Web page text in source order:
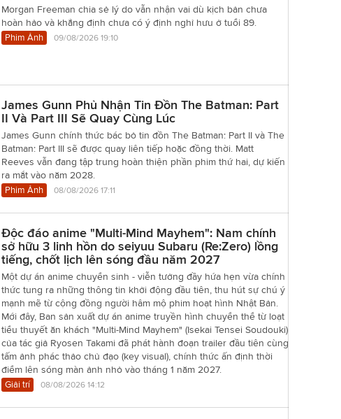
Morgan Freeman chia sẻ lý do vẫn nhận vai dù kịch bản chưa
hoàn hảo và khẳng định chưa có ý định nghỉ hưu ở tuổi 89.
Phim Ảnh
09/08/2026 19:10
James Gunn Phủ Nhận Tin Đồn The Batman: Part
II Và Part III Sẽ Quay Cùng Lúc
James Gunn chính thức bác bỏ tin đồn The Batman: Part II và The
Batman: Part III sẽ được quay liên tiếp hoặc đồng thời. Matt
Reeves vẫn đang tập trung hoàn thiện phần phim thứ hai, dự kiến
ra mắt vào năm 2028.
Phim Ảnh
08/08/2026 17:11
Độc đáo anime "Multi-Mind Mayhem": Nam chính
sở hữu 3 linh hồn do seiyuu Subaru (Re:Zero) lồng
tiếng, chốt lịch lên sóng đầu năm 2027
Một dự án anime chuyển sinh - viễn tưởng đầy hứa hẹn vừa chính
thức tung ra những thông tin khởi động đầu tiên, thu hút sự chú ý
mạnh mẽ từ cộng đồng người hâm mộ phim hoạt hình Nhật Bản.
Mới đây, Ban sản xuất dự án anime truyền hình chuyển thể từ loạt
tiểu thuyết ăn khách "Multi-Mind Mayhem" (Isekai Tensei Soudouki)
của tác giả Ryosen Takami đã phát hành đoạn trailer đầu tiên cùng
tấm ảnh phác thảo chủ đạo (key visual), chính thức ấn định thời
điểm lên sóng màn ảnh nhỏ vào tháng 1 năm 2027.
Giải trí
08/08/2026 14:12